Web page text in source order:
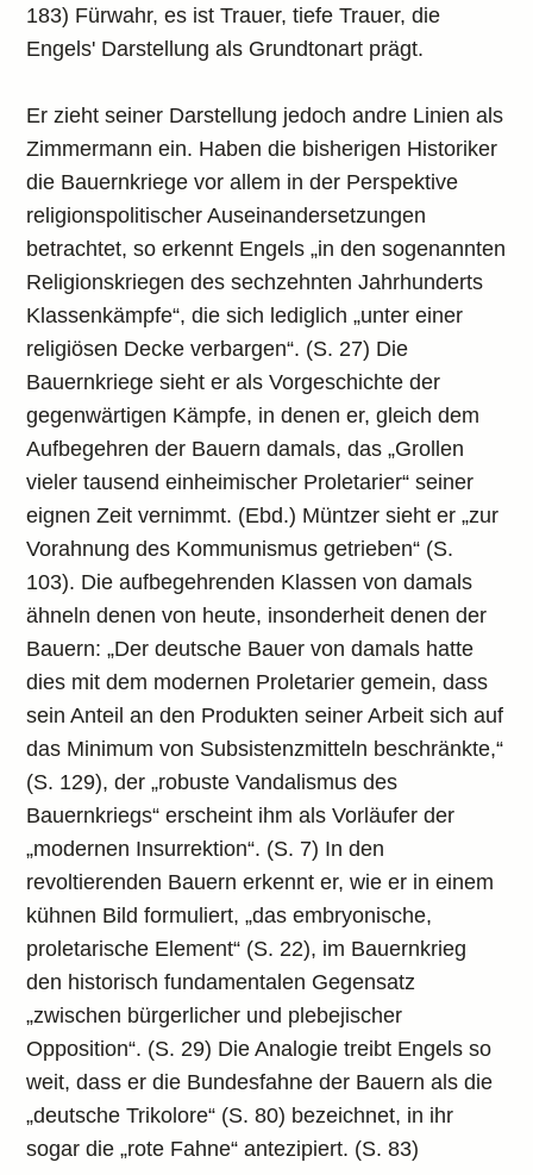
183) Fürwahr, es ist Trauer, tiefe Trauer, die
Engels' Darstellung als Grundtonart prägt.
Er zieht seiner Darstellung jedoch andre Linien als
Zimmermann ein. Haben die bisherigen Historiker
die Bauernkriege vor allem in der Perspektive
religionspolitischer Auseinandersetzungen
betrachtet, so erkennt Engels „in den sogenannten
Religionskriegen des sechzehnten Jahrhunderts
Klassenkämpfe“, die sich lediglich „unter einer
religiösen Decke verbargen“. (S. 27) Die
Bauernkriege sieht er als Vorgeschichte der
gegenwärtigen Kämpfe, in denen er, gleich dem
Aufbegehren der Bauern damals, das „Grollen
vieler tausend einheimischer Proletarier“ seiner
eignen Zeit vernimmt. (Ebd.) Müntzer sieht er „zur
Vorahnung des Kommunismus getrieben“ (S.
103). Die aufbegehrenden Klassen von damals
ähneln denen von heute, insonderheit denen der
Bauern: „Der deutsche Bauer von damals hatte
dies mit dem modernen Proletarier gemein, dass
sein Anteil an den Produkten seiner Arbeit sich auf
das Minimum von Subsistenzmitteln beschränkte,“
(S. 129), der „robuste Vandalismus des
Bauernkriegs“ erscheint ihm als Vorläufer der
„modernen Insurrektion“. (S. 7) In den
revoltierenden Bauern erkennt er, wie er in einem
kühnen Bild formuliert, „das embryonische,
proletarische Element“ (S. 22), im Bauernkrieg
den historisch fundamentalen Gegensatz
„zwischen bürgerlicher und plebejischer
Opposition“. (S. 29) Die Analogie treibt Engels so
weit, dass er die Bundesfahne der Bauern als die
„deutsche Trikolore“ (S. 80) bezeichnet, in ihr
sogar die „rote Fahne“ antezipiert. (S. 83)